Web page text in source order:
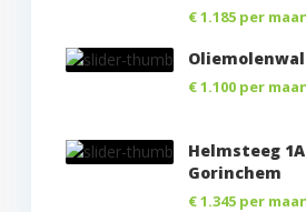
€ 1.185 per
Oliemolenwal
€ 1.100 per
Helmsteeg 1A
Gorinchem
€ 1.345 per